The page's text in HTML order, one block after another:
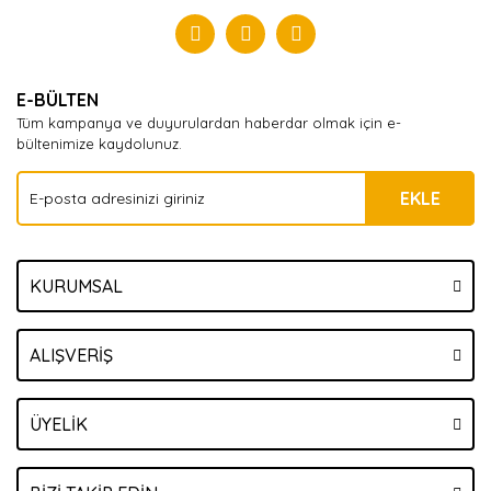
Yorum Yaz
E-BÜLTEN
Tüm kampanya ve duyurulardan haberdar olmak için e-
bültenimize kaydolunuz.
EKLE
KURUMSAL
ALIŞVERİŞ
ÜYELİK